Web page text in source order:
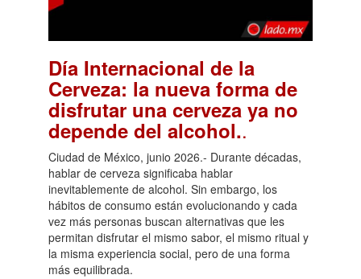
Día Internacional de la
Cerveza: la nueva forma de
disfrutar una cerveza ya no
depende del alcohol..
Ciudad de México, junio 2026.- Durante décadas,
hablar de cerveza significaba hablar
inevitablemente de alcohol. Sin embargo, los
hábitos de consumo están evolucionando y cada
vez más personas buscan alternativas que les
permitan disfrutar el mismo sabor, el mismo ritual y
la misma experiencia social, pero de una forma
más equilibrada.